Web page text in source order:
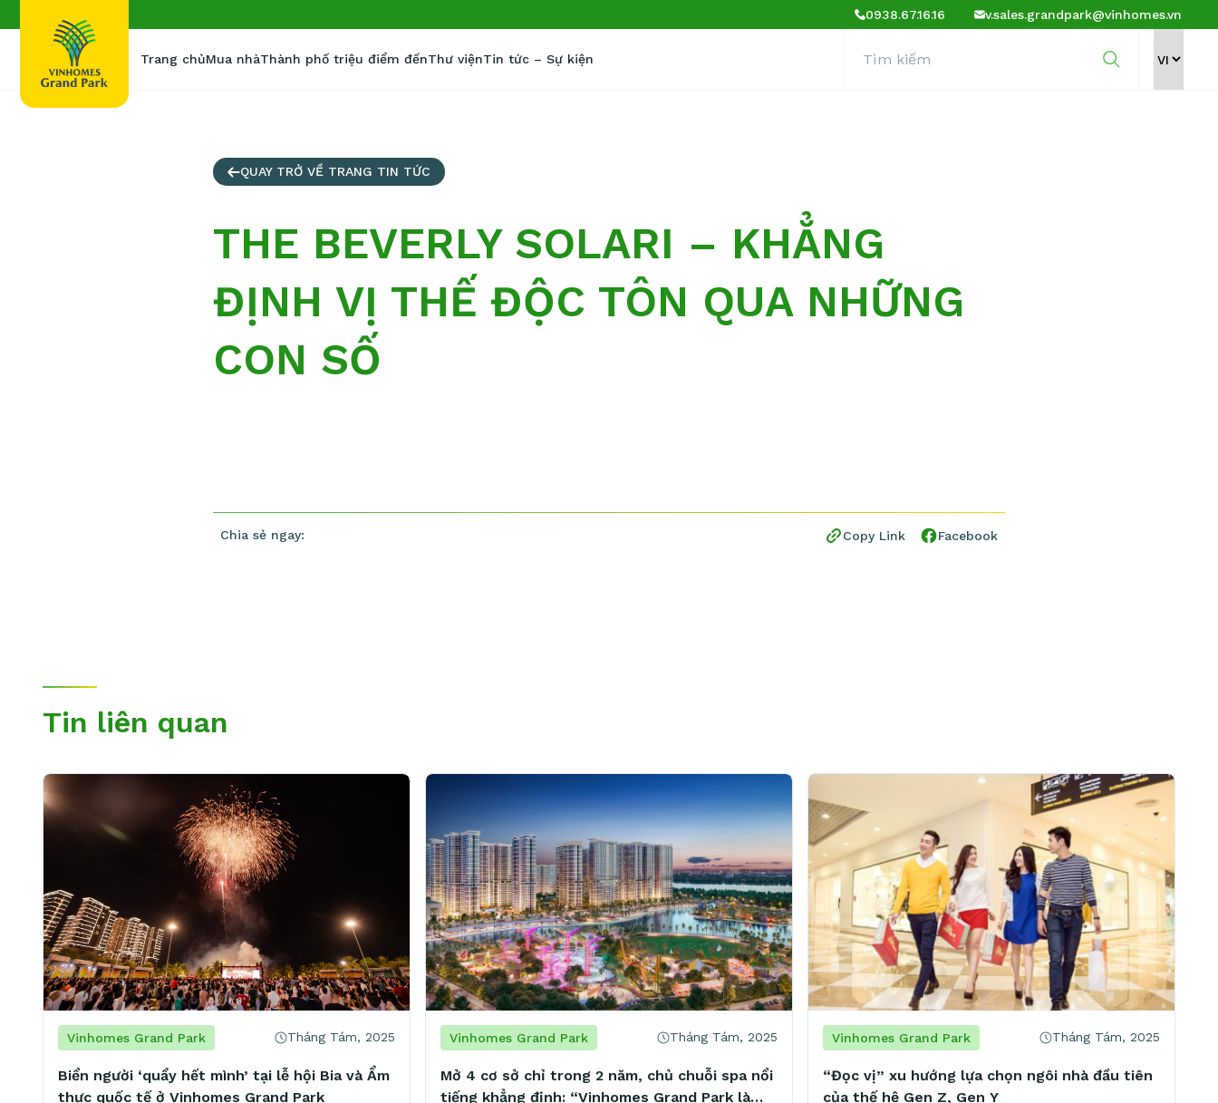
0938.67.16.16 v.sales.grandpark@vinhomes.vn
Trang chủMua nhàThành phố triệu điểm đếnThư việnTin tức – Sự kiện
QUAY TRỞ VỀ TRANG TIN TỨC
THE BEVERLY SOLARI – KHẲNG
ĐỊNH VỊ THẾ ĐỘC TÔN QUA NHỮNG
CON SỐ
Chia sẻ ngay: Copy Link Facebook
Tin liên quan
Vinhomes Grand Park Tháng Tám, 2025
Biển người ‘quẩy hết mình’ tại lễ hội Bia và Ẩm
thực quốc tế ở Vinhomes Grand Park
Vinhomes Grand Park Tháng Tám, 2025
Mở 4 cơ sở chỉ trong 2 năm, chủ chuỗi spa nổi
tiếng khẳng định: “Vinhomes Grand Park là
Vinhomes Grand Park Tháng Tám, 2025
“Đọc vị” xu hướng lựa chọn ngôi nhà đầu tiên
của thế hệ Gen Z, Gen Y